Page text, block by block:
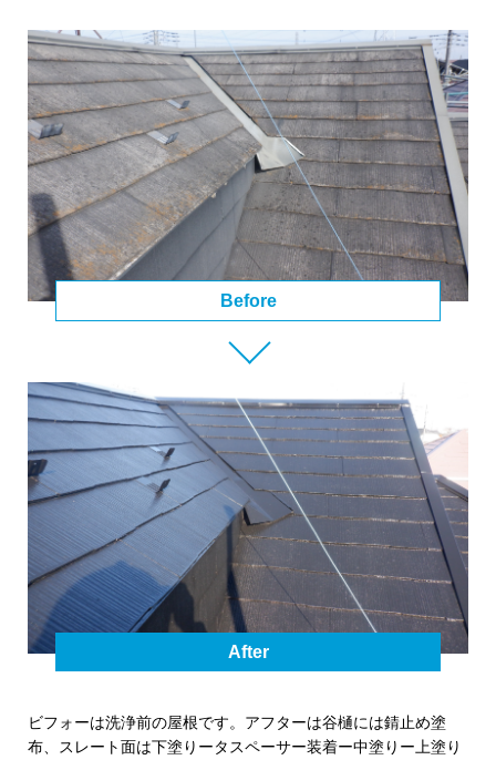
Before
After
ビフォーは洗浄前の屋根です。アフターは谷樋には錆止め塗
布、スレート面は下塗りータスペーサー装着ー中塗りー上塗り